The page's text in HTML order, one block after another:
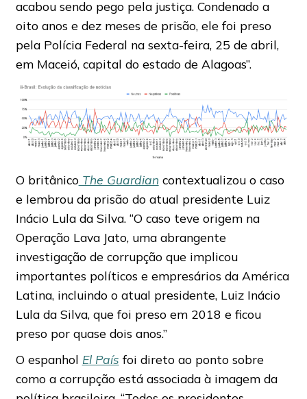
acabou sendo pego pela justiça. Condenado a
oito anos e dez meses de prisão, ele foi preso
pela Polícia Federal na sexta-feira, 25 de abril,
em Maceió, capital do estado de Alagoas”.
O britânicoThe Guardian contextualizou o caso
e lembrou da prisão do atual presidente Luiz
Inácio Lula da Silva. “O caso teve origem na
Operação Lava Jato, uma abrangente
investigação de corrupção que implicou
importantes políticos e empresários da América
Latina, incluindo o atual presidente, Luiz Inácio
Lula da Silva, que foi preso em 2018 e ficou
preso por quase dois anos.”
O espanhol El País foi direto ao ponto sobre
como a corrupção está associada à imagem da